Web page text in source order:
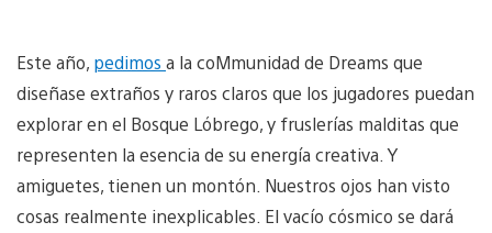
Este año, pedimos a la coMmunidad de Dreams que
diseñase extraños y raros claros que los jugadores puedan
explorar en el Bosque Lóbrego, y fruslerías malditas que
representen la esencia de su energía creativa. Y
amiguetes, tienen un montón. Nuestros ojos han visto
cosas realmente inexplicables. El vacío cósmico se dará